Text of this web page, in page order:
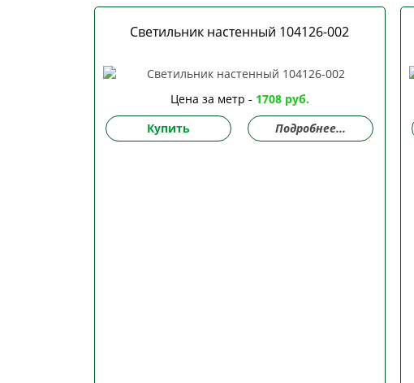
Светильник настенный 104126-002
Цена за метр - 1708 руб.
Купить
Подробнее...